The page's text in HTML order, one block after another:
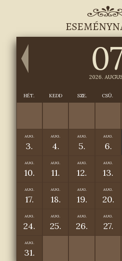
2026.
HÉT. KEDD SZE. CSÜ.
AUG.
3.
AUG.
4.
AUG.
5.
AUG.
6.
AUG.
10.
AUG.
11.
AUG.
12.
AUG.
13.
AUG.
17.
AUG.
18.
AUG.
19.
AUG.
20.
AUG.
24.
AUG.
25.
AUG.
26.
AUG.
27.
AUG.
31.